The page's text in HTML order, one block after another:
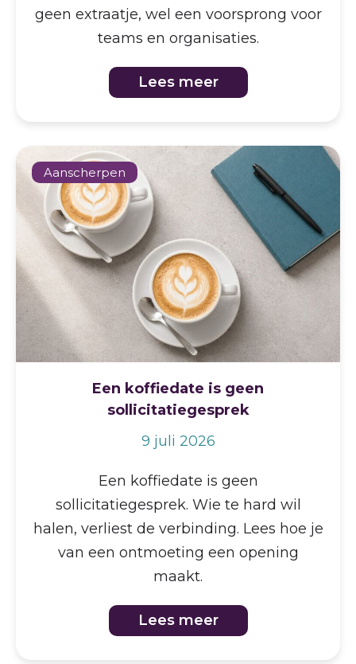
geen extraatje, wel een voorsprong voor
teams en organisaties.
Lees meer
Aanscherpen
Een koffiedate is geen
sollicitatiegesprek
9 juli 2026
Een koffiedate is geen
sollicitatiegesprek. Wie te hard wil
halen, verliest de verbinding. Lees hoe je
van een ontmoeting een opening
maakt.
Lees meer